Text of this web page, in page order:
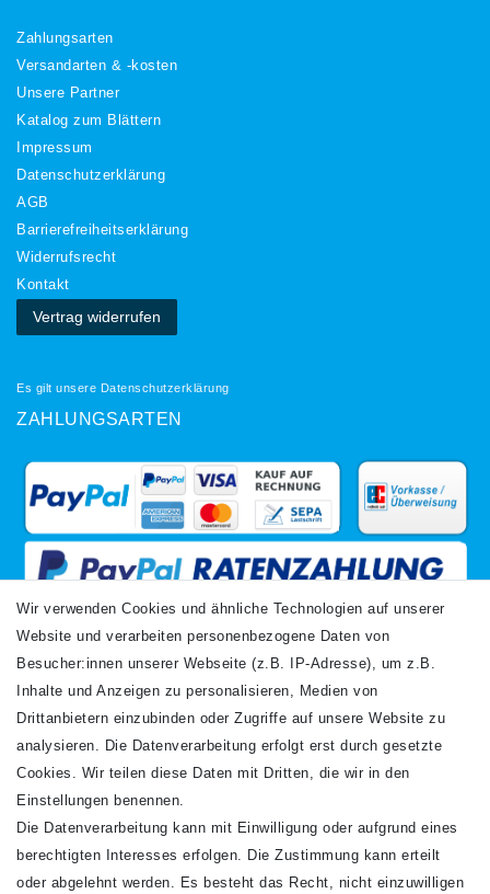
Zahlungsarten
Versandarten & -kosten
Unsere Partner
Katalog zum Blättern
Impressum
Daten­schutz­erklärung
AGB
Barrierefreiheitserklärung
Widerrufs­recht
Kontakt
Vertrag widerrufen
Es gilt unsere Datenschutzerklärung
ZAHLUNGSARTEN
VERSANDARTEN
Newsletter
Wir verwenden Cookies und ähnliche Technologien auf unserer
Website und verarbeiten personenbezogene Daten von
Besucher:innen unserer Webseite (z.B. IP-Adresse), um z.B.
Inhalte und Anzeigen zu personalisieren, Medien von
Drittanbietern einzubinden oder Zugriffe auf unsere Website zu
analysieren. Die Datenverarbeitung erfolgt erst durch gesetzte
Cookies. Wir teilen diese Daten mit Dritten, die wir in den
Einstellungen benennen.
Die Datenverarbeitung kann mit Einwilligung oder aufgrund eines
berechtigten Interesses erfolgen. Die Zustimmung kann erteilt
oder abgelehnt werden. Es besteht das Recht, nicht einzuwilligen